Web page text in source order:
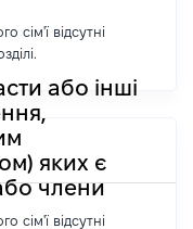
сім'ї відсутні
або інші
яких є
члени
сім'ї відсутні